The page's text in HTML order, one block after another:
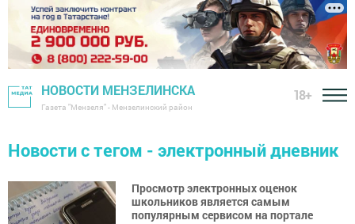
НОВОСТИ МЕНЗЕЛИНСКА
Газета "Мензеля" - Мензелинский район
18+
Новости с тегом - электронный дневник
Просмотр электронных оценок
школьников является самым
популярным сервисом на портале